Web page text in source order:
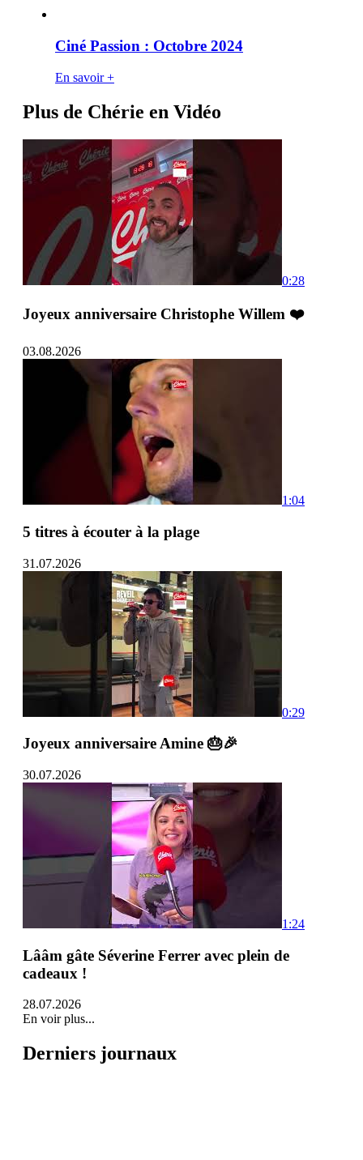
Ciné Passion : Octobre 2024
En savoir +
Plus de Chérie en Vidéo
0:28
Joyeux anniversaire Christophe Willem ❤️
03.08.2026
1:04
5 titres à écouter à la plage
31.07.2026
0:29
Joyeux anniversaire Amine 🎂🎉
30.07.2026
1:24
Lââm gâte Séverine Ferrer avec plein de
cadeaux !
28.07.2026
En voir plus...
Derniers journaux